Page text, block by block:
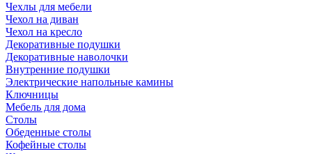
Чехлы для мебели
Чехол на диван
Чехол на кресло
Декоративные подушки
Декоративные наволочки
Внутренние подушки
Электрические напольные камины
Ключницы
Мебель для дома
Столы
Обеденные столы
Кофейные столы